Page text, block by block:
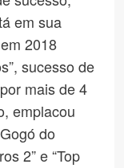
em sua
2018
sucesso de
mais de 4
emplacou
do
2” e “Top